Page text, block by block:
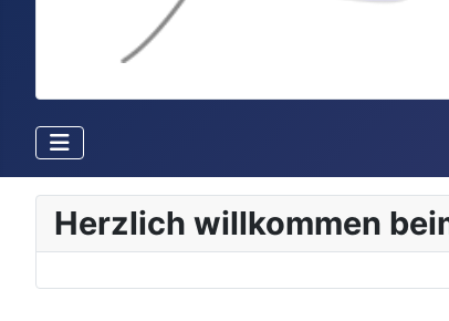
Herzlich willkommen